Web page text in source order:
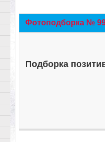
Фотоподборка №
Подборка